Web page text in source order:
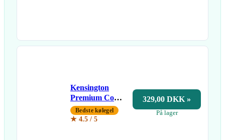
Kensington
Premium Cool
Gel Sædepude
Bedste kølegel
★ 4.5 / 5
329,00 DKK »
På lager